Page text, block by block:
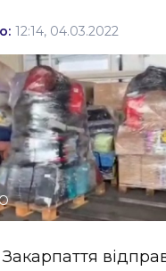
Ужгород
Ужгород
12:14, 04.03.2022